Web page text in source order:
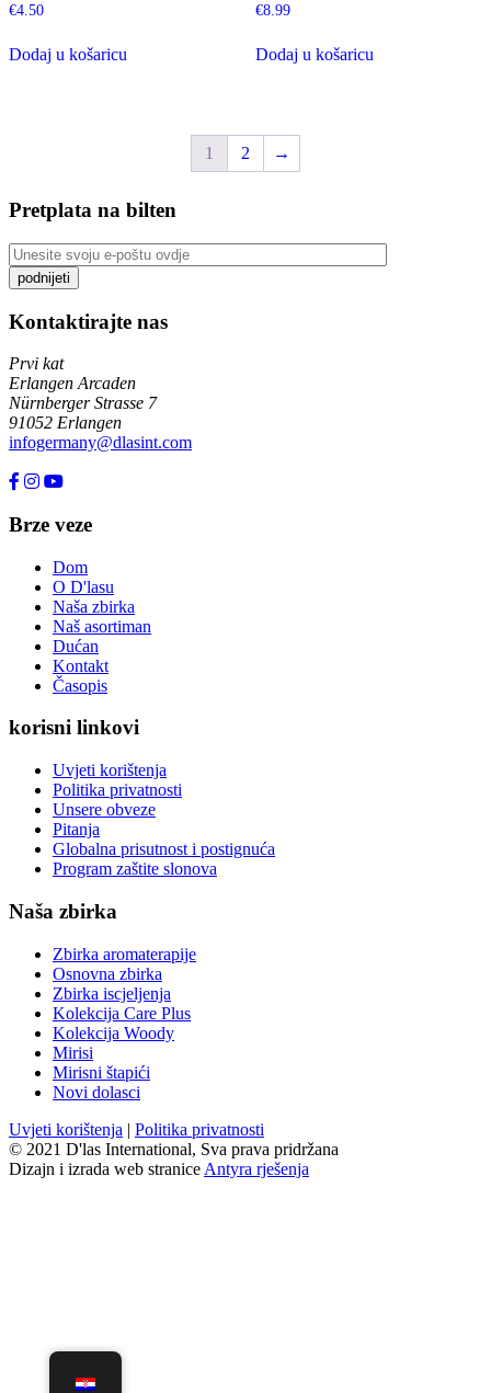
€4.50
Dodaj u košaricu
€8.99
Dodaj u košaricu
1 2 →
Pretplata na bilten
Kontaktirajte nas
Prvi kat
Erlangen Arcaden
Nürnberger Strasse 7
91052 Erlangen
infogermany@dlasint.com
Brze veze
Dom
O D'lasu
Naša zbirka
Naš asortiman
Dućan
Kontakt
Časopis
korisni linkovi
Uvjeti korištenja
Politika privatnosti
Unsere obveze
Pitanja
Globalna prisutnost i postignuća
Program zaštite slonova
Naša zbirka
Zbirka aromaterapije
Osnovna zbirka
Zbirka iscjeljenja
Kolekcija Care Plus
Kolekcija Woody
Mirisi
Mirisni štapići
Novi dolasci
Uvjeti korištenja | Politika privatnosti
© 2021 D'las International, Sva prava pridržana
Dizajn i izrada web stranice Antyra rješenja